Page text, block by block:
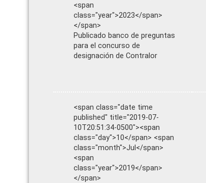
<span
class="year">2023</span>
</span>
Publicado banco de preguntas
para el concurso de
designación de Contralor
<span class="date time
published" title="2019-07-
10T20:51:34-0500"><span
class="day">10</span> <span
class="month">Jul</span>
<span
class="year">2019</span>
</span>